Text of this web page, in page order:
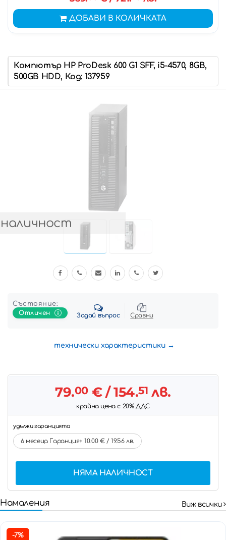
ДОБАВИ В КОЛИЧКАТА
Компютър HP ProDesk 600 G1 SFF, i5-4570, 8GB,
500GB HDD, Код: 137959
Състояние:
Отличен
Задай въпрос Сравни
технически характеристики
79.00 €/ 154.51 лв.
крайна цена с 20% ДДС
удължи гаранцията
6 месеца Гаранция+ 10.00 € / 19.56 лв.
НЯМА НАЛИЧНОСТ
Намаления Виж всички
-7%